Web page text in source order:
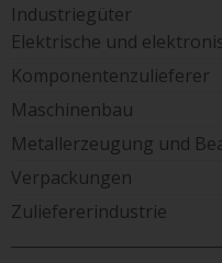
Industriegüter
Elektrische und
Komponentenzulieferer
Maschinenbau
Metallerzeugung und
Verpackungen
Zuliefererindustrie